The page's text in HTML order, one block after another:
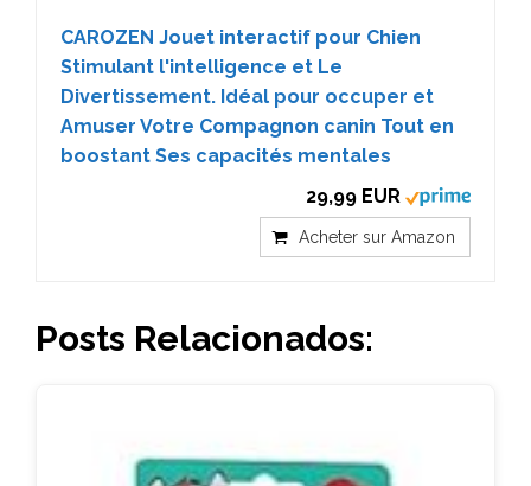
CAROZEN Jouet interactif pour Chien
Stimulant l'intelligence et Le
Divertissement. Idéal pour occuper et
Amuser Votre Compagnon canin Tout en
boostant Ses capacités mentales
29,99 EUR
Acheter sur Amazon
Posts Relacionados: